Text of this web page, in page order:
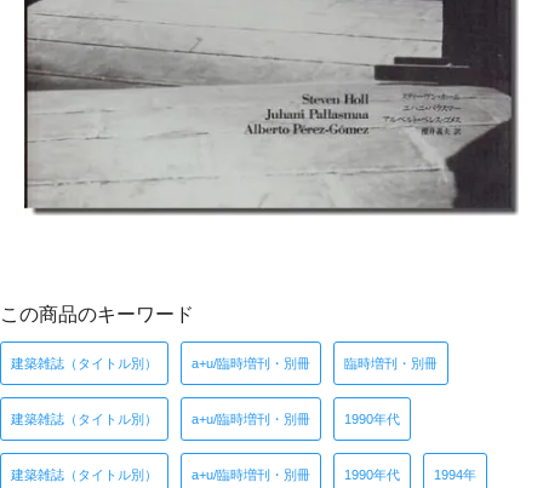
この商品のキーワード
建築雑誌（タイトル別） a+u/臨時増刊・別冊 臨時増刊・別冊
建築雑誌（タイトル別） a+u/臨時増刊・別冊 1990年代
建築雑誌（タイトル別） a+u/臨時増刊・別冊 1990年代 1994年